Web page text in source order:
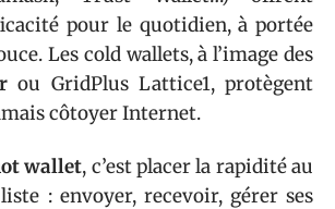
pour le quotidien, à portée
Les cold wallets, à l’image des
ou GridPlus Lattice1, protègent
côtoyer Internet.
wallet, c’est placer la rapidité au
: envoyer, recevoir, gérer ses